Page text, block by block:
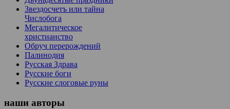
Звездосчетъ или тайна
Числобога
Мегалитическое
христианство
Обруч перерождений
Палинодия
Русская Здрава
Русские боги
Русские слоговые руны
наши авторы